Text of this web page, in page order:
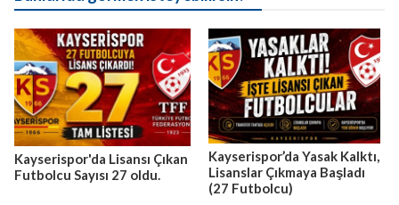
Kayserispor'da Lisansı Çıkan
Futbolcu Sayısı 27 oldu.
Kayserispor’da Yasak Kalktı,
Lisanslar Çıkmaya Başladı
(27 Futbolcu)